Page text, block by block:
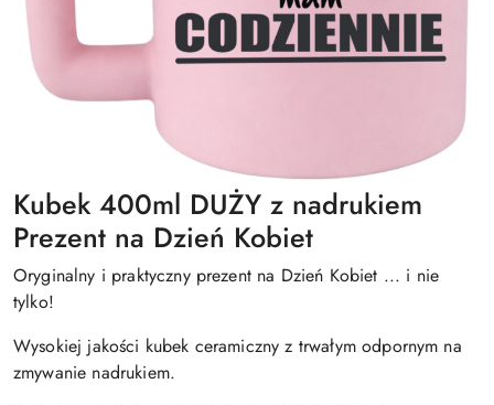
Kubek 400ml DUŻY z nadrukiem
Prezent na Dzień Kobiet
Oryginalny i praktyczny prezent na Dzień Kobiet ... i nie
tylko!
Wysokiej jakości kubek ceramiczny z trwałym odpornym na
zmywanie nadrukiem.